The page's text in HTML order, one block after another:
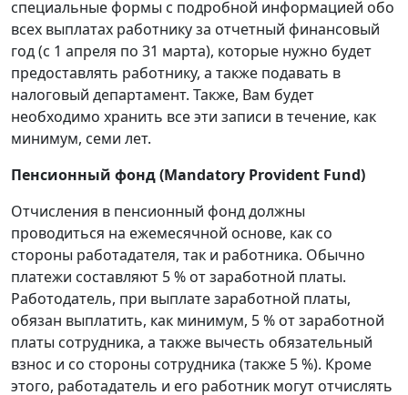
специальные формы с подробной информацией обо
всех выплатах работнику за отчетный финансовый
год (с 1 апреля по 31 марта), которые нужно будет
предоставлять работнику, а также подавать в
налоговый департамент. Также, Вам будет
необходимо хранить все эти записи в течение, как
минимум, семи лет.
Пенсионный фонд (Mandatory Provident Fund)
Отчисления в пенсионный фонд должны
проводиться на ежемесячной основе, как со
стороны работадателя, так и работника. Обычно
платежи составляют 5 % от заработной платы.
Работодатель, при выплате заработной платы,
обязан выплатить, как минимум, 5 % от заработной
платы сотрудника, а также вычесть обязательный
взнос и со стороны сотрудника (также 5 %). Кроме
этого, работадатель и его работник могут отчислять